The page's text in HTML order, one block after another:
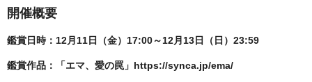
開催概要
鑑賞日時：12月11日（金）17:00～12月13日（日）23:59
鑑賞作品：「エマ、愛の罠」https://synca.jp/ema/